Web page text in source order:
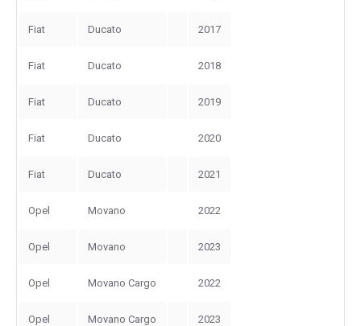
Fiat Ducato 2017
Fiat Ducato 2018
Fiat Ducato 2019
Fiat Ducato 2020
Fiat Ducato 2021
Opel Movano 2022
Opel Movano 2023
Opel Movano Cargo 2022
Opel Movano Cargo 2023